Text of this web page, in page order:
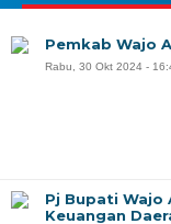
Pemkab Wajo
Rabu, 30 Okt 2024 -
Pj Bupati Wajo
Keuangan